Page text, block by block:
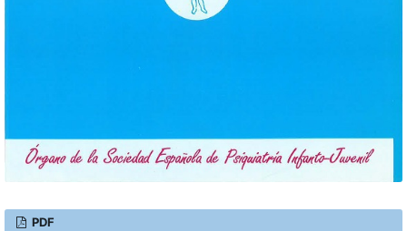
PDF